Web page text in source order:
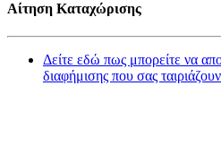
Αίτηση Καταχώρισης
Δείτε εδώ πως μπορείτε να
διαφήμισης που σας ταιριάζουν